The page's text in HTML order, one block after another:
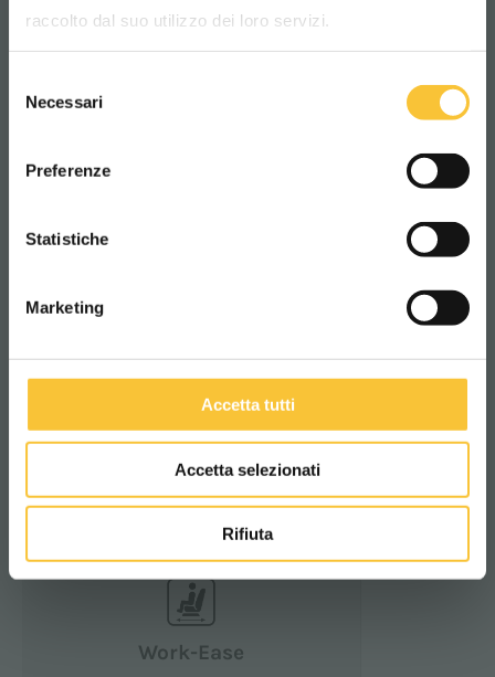
raccolto dal suo utilizzo dei loro servizi.
delNecessari
Preferenze
Statistiche
Marketing
Accetta tutti
Accetta selezionati
Rifiuta
Selección del modo ecomode
Más información
OPERADOR
Work-Ease
navigazione